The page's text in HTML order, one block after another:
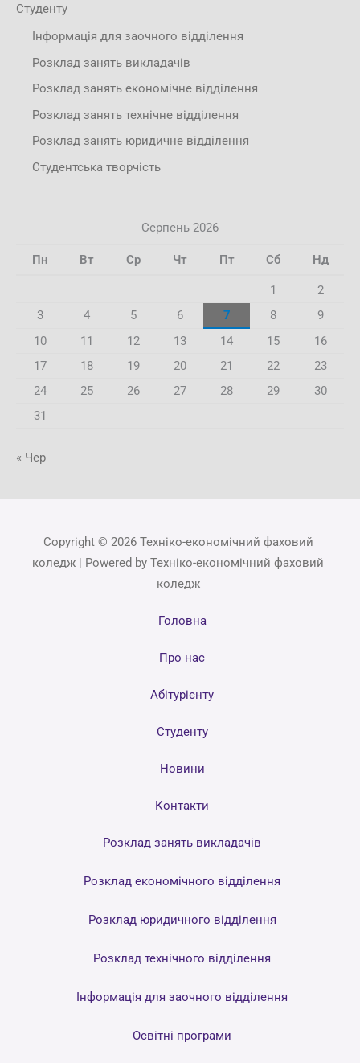
Студенту
Інформація для заочного відділення
Розклад занять викладачів
Розклад занять економічне відділення
Розклад занять технічне відділення
Розклад занять юридичне відділення
Студентська творчість
Серпень 2026
Пн Вт Ср Чт Пт Сб Нд
1
2
3
4 5 6 7 8
9
10
11 12 13 14 15
16
17
18 19 20 21 22
23
24
25 26 27 28 29
30
31
« Чер
Copyright © 2026 Техніко-економічний фаховий
коледж | Powered by Техніко-економічний фаховий
коледж
Головна
Про нас
Абітурієнту
Студенту
Новини
Контакти
Розклад занять викладачів
Розклад економічного відділення
Розклад юридичного відділення
Розклад технічного відділення
Інформація для заочного відділення
Освітні програми